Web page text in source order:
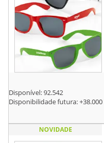
Disponível:92.542
Disponibilidade futura: +38.000
NOVIDADE